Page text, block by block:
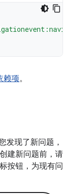
赖项。
发现了新问题，
建新问题前，请
按钮，为现有问